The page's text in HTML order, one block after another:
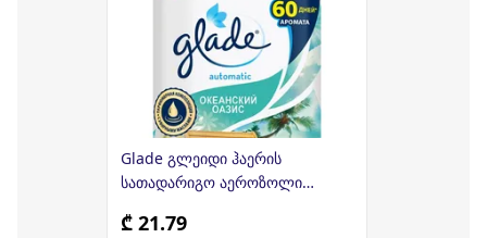
Glade გლეიდი ჰაერის
სათადარიგო აეროზოლი
₾ 21.79